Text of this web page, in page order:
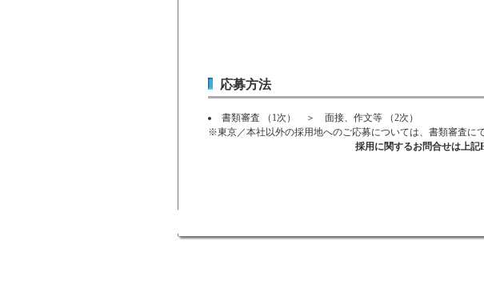
応募方法
書類審査 （1次） ＞ 面接、作文等 （2次）
※東京／本社以外の採用地へのご応募については、書類審査に
採用に関するお問合せは上記